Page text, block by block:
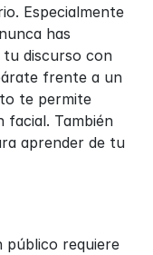
Especialmente
has
tu discurso con
frente a un
te permite
También
aprender de tu
público requiere